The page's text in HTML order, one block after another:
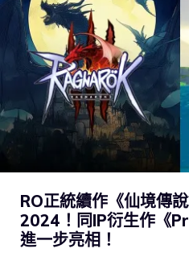
RO正統續作《仙境傳
2024！同IP衍生作《
進一步亮相！